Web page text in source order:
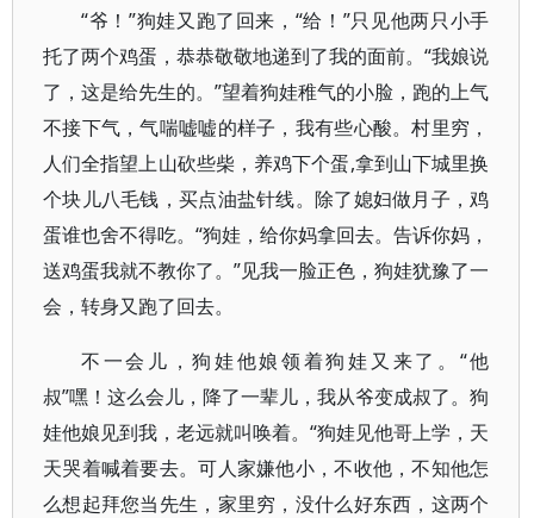
“爷！”狗娃又跑了回来，“给！”只见他两只小手
托了两个鸡蛋，恭恭敬敬地递到了我的面前。“我娘说
了，这是给先生的。”望着狗娃稚气的小脸，跑的上气
不接下气，气喘嘘嘘的样子，我有些心酸。村里穷，
人们全指望上山砍些柴，养鸡下个蛋,拿到山下城里换
个块儿八毛钱，买点油盐针线。除了媳妇做月子，鸡
蛋谁也舍不得吃。“狗娃，给你妈拿回去。告诉你妈，
送鸡蛋我就不教你了。”见我一脸正色，狗娃犹豫了一
会，转身又跑了回去。
不一会儿，狗娃他娘领着狗娃又来了。“他
叔”嘿！这么会儿，降了一辈儿，我从爷变成叔了。狗
娃他娘见到我，老远就叫唤着。“狗娃见他哥上学，天
天哭着喊着要去。可人家嫌他小，不收他，不知他怎
么想起拜您当先生，家里穷，没什么好东西，这两个